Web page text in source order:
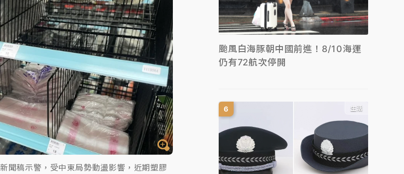
聞稿示警，受中東局勢動盪影響，近期塑膠
颱風白海豚朝中國前進！8/10海運
仍有72航次停開
生活